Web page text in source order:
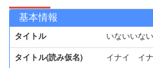
基本情報
タイトル いないいな
タイトル(読み仮名) イナイ イ